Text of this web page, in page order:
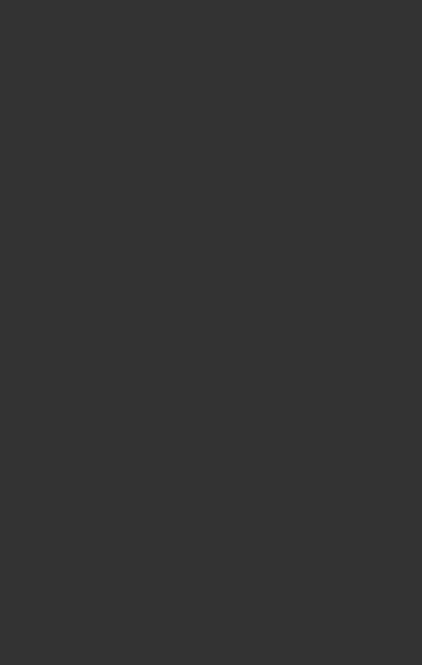
tényezők
szerepéről. Kapcsolódhat vallásos,
igazolják, hogy az agyműködések specializált
meditációs helyzetekben szignifikáns aktiválódást jeleznek
pszichoszomatikus áttétellel.
is) megerősítik a hosszabban és fenntartható
tartozásának jelentőségét, az érzelmi és értelmi élet
a fenntartható egészség és életminőség kérdésköre
és genomikusok átal készített előrejelzés a következő:
a 110 évet.
megérhetik a 100 évet.
felhasználásával elérhetik a 85 évet, sokan közülük
korukra lehetőség nyílik lecserélni egyes elöregedett
jó küllemet is nyerhetnek. A géntechnológiával szerkesztett
és kórosság elkerülhetővé, illetve leküzdhetővé válik
hogy öregedésüket blokkolni lehet, jóllehet ezek a
de lényegesen jobb minőségben. Legegészségesebb
biztosítható lesz így az, hogy a létrejöttükhöz szükséges
az optimális, ún. választott génállománnyal áttörhetik az
a szellem állandó élénkségét és nyugalmát, és
mond egymásnak”